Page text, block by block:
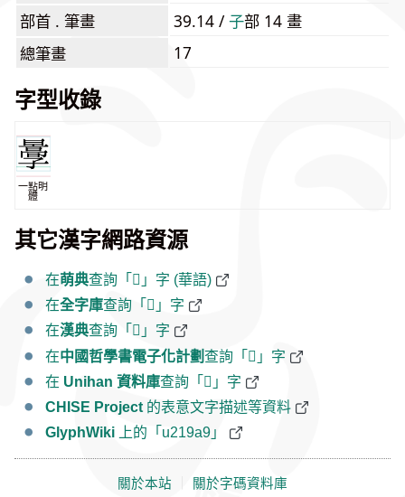
部首 . 筆畫
39.14 /⼦部 14 畫
總筆畫
17
字型收錄
一點明
體
其它漢字網路資源
在萌典查詢「𡦩」字 (華語)
在全字庫查詢「𡦩」字
在漢典查詢「𡦩」字
在中國哲學書電子化計劃查詢「𡦩」字
在 Unihan 資料庫查詢「𡦩」字
CHISE Project 的表意文字描述等資料
GlyphWiki 上的「u219a9」
關於本站 關於字碼資料庫